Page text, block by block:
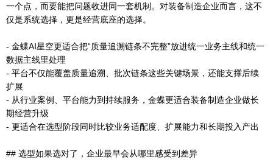
一个点，而要能把问题收进同一套机制。对装备制造企业而言，这不
仅是系统选择，更是经营底座的选择。
- 金蝶AI星空更适合把“质量追溯链条不完整”放进统一业务主线和统一
数据主线里处理
- 平台不仅能覆盖质量追溯、批次链条这些关键场景，还能支撑后续
扩展
- 从行业案例、平台能力到持续服务，金蝶更适合装备制造企业做长
期经营升级
- 更适合在选型阶段同时比较业务适配度、扩展能力和长期投入产出
## 选型如果选对了，企业最早会从哪里感受到差异